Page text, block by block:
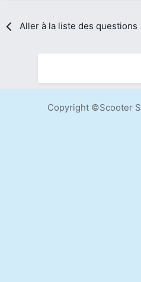
Aller à la liste des questions
Copyright ©Scooter